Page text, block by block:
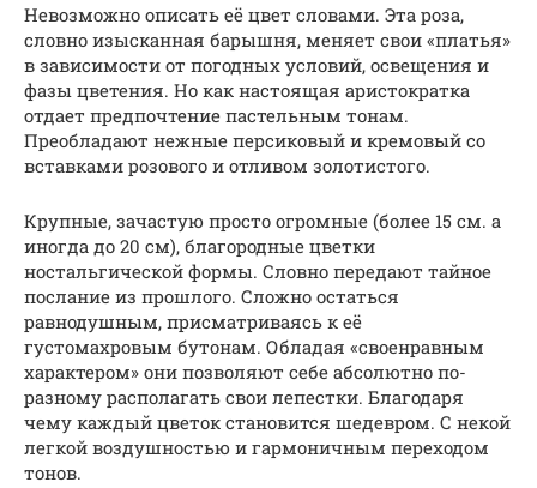
Невозможно описать её цвет словами. Эта роза,
словно изысканная барышня, меняет свои «платья»
в зависимости от погодных условий, освещения и
фазы цветения. Но как настоящая аристократка
отдает предпочтение пастельным тонам.
Преобладают нежные персиковый и кремовый со
вставками розового и отливом золотистого.
Крупные, зачастую просто огромные (более 15 см. а
иногда до 20 см), благородные цветки
ностальгической формы. Словно передают тайное
послание из прошлого. Сложно остаться
равнодушным, присматриваясь к её
густомахровым бутонам. Обладая «своенравным
характером» они позволяют себе абсолютно по-
разному располагать свои лепестки. Благодаря
чему каждый цветок становится шедевром. С некой
легкой воздушностью и гармоничным переходом
тонов.